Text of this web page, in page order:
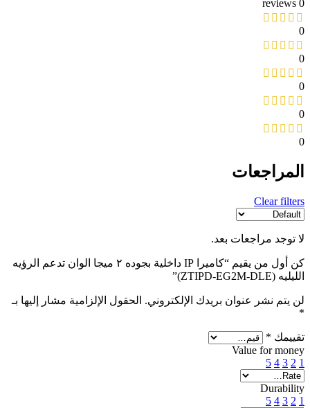
0 reviews
0
0
0
0
0
المراجعات
Clear filters
لا توجد مراجعات بعد.
كن أول من يقيم “كاميرا IP داخلية بجوده ٢ ميجا الوان تدعم الرؤيه
الليليه (ZTIPD-EG2M-DLE)”
لن يتم نشر عنوان بريدك الإلكتروني. الحقول الإلزامية مشار إليها بـ
*
تقييمك *
Value for money
1
2
3
4
5
Durability
1
2
3
4
5